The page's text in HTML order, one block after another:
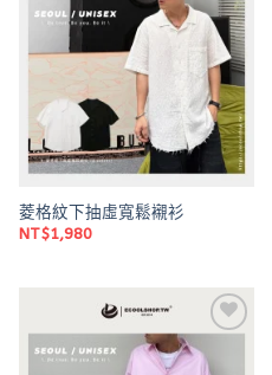
Add to
wishlist
菱格紋下抽虛寬鬆襯衫
NT$1,980
Add to
wishlist